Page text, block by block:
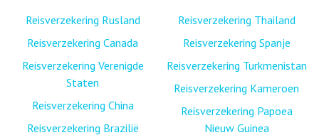
Reisverzekering Rusland
Reisverzekering Canada
Reisverzekering Verenigde
Staten
Reisverzekering China
Reisverzekering Brazilië
Reisverzekering Thailand
Reisverzekering Spanje
Reisverzekering Turkmenistan
Reisverzekering Kameroen
Reisverzekering Papoea
Nieuw Guinea